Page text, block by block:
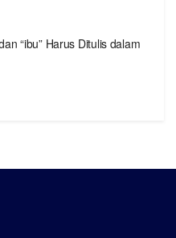
“ibu” Harus Ditulis dalam